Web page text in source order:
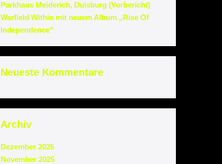
Parkhaus Meiderich, Duisburg (Vorbericht)
Warfield Within mit neuem Album „Rise Of
Independence“
Neueste Kommentare
Archiv
Dezember 2025
November 2025